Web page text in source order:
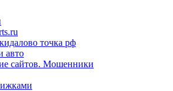
точка рф
авто
сайтов. Мошенники